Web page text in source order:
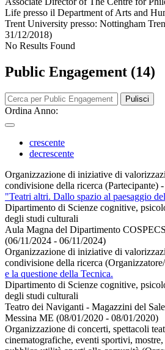
Life presso il Department of Arts and
Trent University presso: Nottingham
31/12/2018)
No Results Found
Public Engagement (14)
Pulisci
Ordina Anno:
crescente
decrescente
Organizzazione di iniziative di
condivisione della ricerca (Partecipante) -
"Teatri altri. Dallo spazio al paesaggio
Dipartimento di Scienze cognitive,
degli studi culturali
Aula Magna del Dipartimento
(06/11/2024 - 06/11/2024)
Organizzazione di iniziative di
condivisione della ricerca
e la questione della Tecnica.
Dipartimento di Scienze cognitive,
degli studi culturali
Teatro dei Naviganti - Magazzini del
Messina ME (08/01/2020 - 08/01/2020)
Organizzazione di concerti, spettacoli
cinematografiche, eventi sportivi,